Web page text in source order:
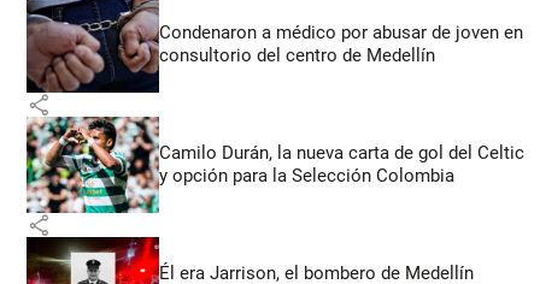
Condenaron a médico por abusar de joven en
consultorio del centro de Medellín
share
Camilo Durán, la nueva carta de gol del Celtic
y opción para la Selección Colombia
share
Él era Jarrison, el bombero de Medellín